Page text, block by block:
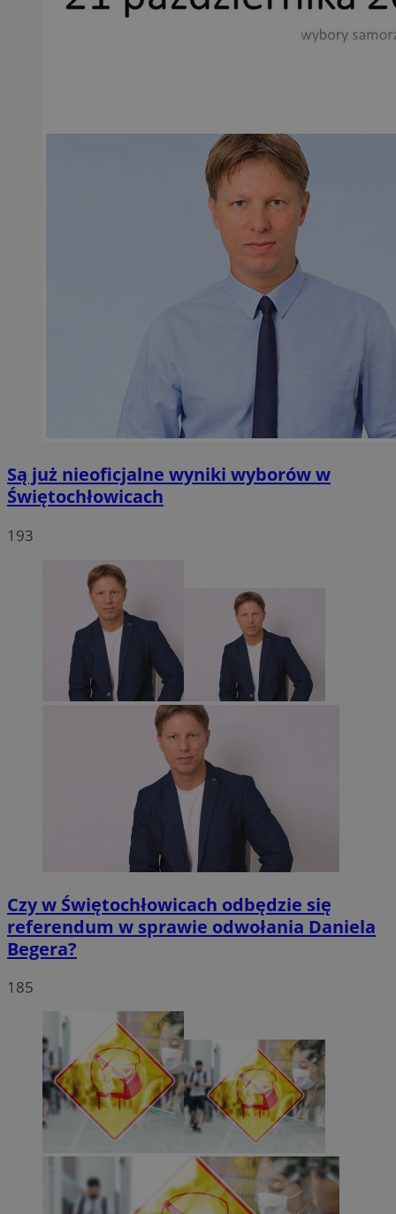
Są już nieoficjalne wyniki wyborów w
Świętochłowicach
193
Czy w Świętochłowicach odbędzie się
referendum w sprawie odwołania Daniela
Begera?
185